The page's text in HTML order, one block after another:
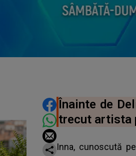
DISTRIBUIE
Înainte de
trecut artista
Inna, cunoscută